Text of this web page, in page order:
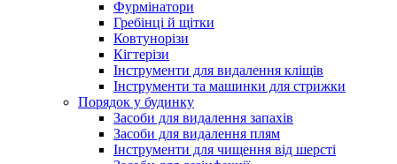
Фурмінатори
Гребінці й щітки
Ковтунорізи
Кігтерізи
Інструменти для видалення кліщів
Інструменти та машинки для стрижки
Порядок у будинку
Засоби для видалення запахів
Засоби для видалення плям
Інструменти для чищення від шерсті